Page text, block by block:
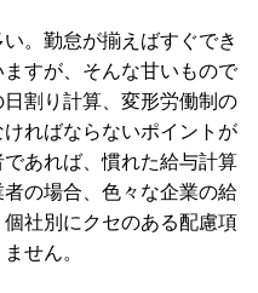
。勤怠が揃えばすぐでき
すが、そんな甘いもので
割り計算、変形労働制の
ればならないポイントが
あれば、慣れた給与計算
の場合、色々な企業の給
社別にクセのある配慮項
せん。